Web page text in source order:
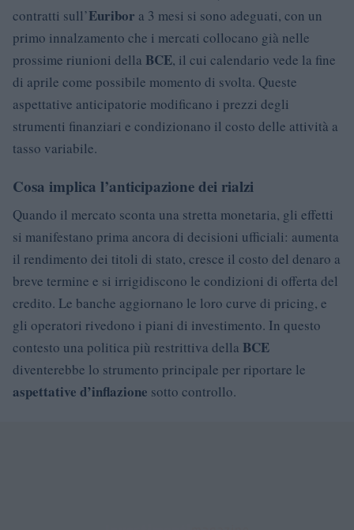
contratti sull’Euribor a 3 mesi si sono adeguati, con un
primo innalzamento che i mercati collocano già nelle
prossime riunioni della BCE, il cui calendario vede la fine
di aprile come possibile momento di svolta. Queste
aspettative anticipatorie modificano i prezzi degli
strumenti finanziari e condizionano il costo delle attività a
tasso variabile.
Cosa implica l’anticipazione dei rialzi
Quando il mercato sconta una stretta monetaria, gli effetti
si manifestano prima ancora di decisioni ufficiali: aumenta
il rendimento dei titoli di stato, cresce il costo del denaro a
breve termine e si irrigidiscono le condizioni di offerta del
credito. Le banche aggiornano le loro curve di pricing, e
gli operatori rivedono i piani di investimento. In questo
contesto una politica più restrittiva della BCE
diventerebbe lo strumento principale per riportare le
aspettative d’inflazione sotto controllo.